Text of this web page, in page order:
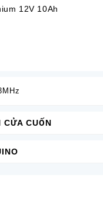
12V 10Ah
CỬA CUỐN